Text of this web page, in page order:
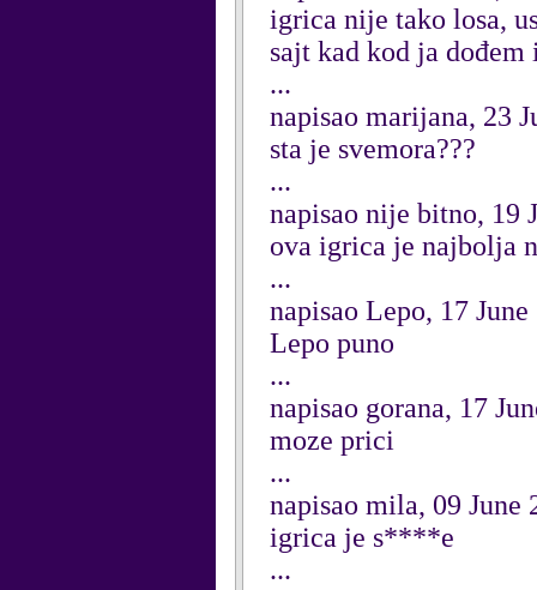
igrica nije tako losa,
sajt kad kod ja
...
napisao marijana, 23
sta je svemora???
...
napisao nije bitno, 19
ova igrica je najbolja
...
napisao Lepo, 17 June
Lepo puno
...
napisao gorana, 17
moze prici
...
napisao mila, 09 June
igrica je s****e
...